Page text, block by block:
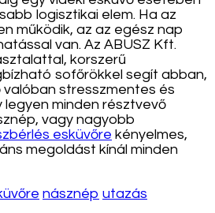
logisztikai elem. Ha az
működik, az az egész nap
van. Az ABUSZ Kft.
korszerű
sofőrökkel segít abban,
valóban stresszmentes és
minden résztvevő
vagy nagyobb
esküvőre kényelmes,
megoldást kínál minden
násznép utazás